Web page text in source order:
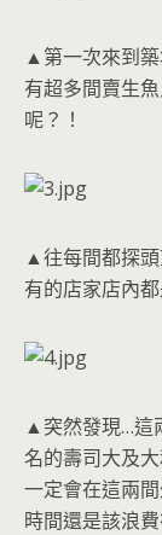
▲第一次來到
有超多間賣生
呢？！
▲往每間都探
有的店家店內
▲突然發現…這
名的壽司大及
一定會在這兩
時間還是該浪